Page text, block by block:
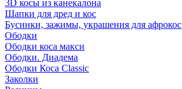
3D косы из канекалона
Шапки для дред и кос
Бусинки, зажимы, украшения для афрокос
Ободки
Ободки коса макси
Ободки. Диадема
Ободки Коса Classic
Заколки